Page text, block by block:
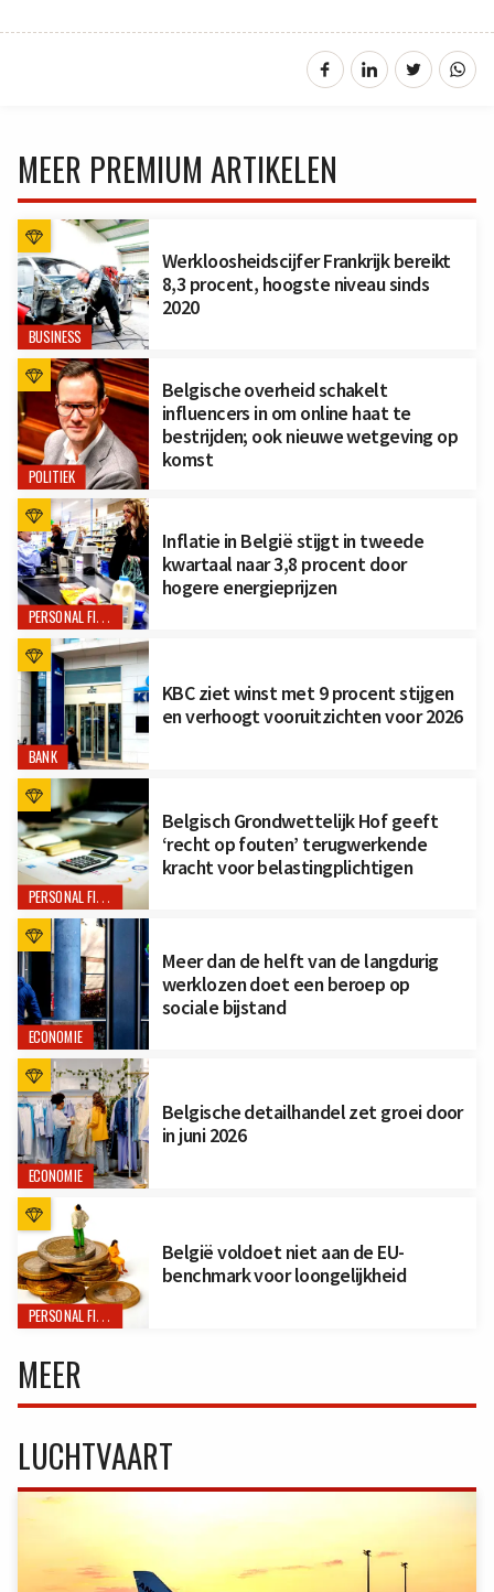
MEER PREMIUM ARTIKELEN
BUSINESS
Werkloosheidscijfer Frankrijk bereikt
8,3 procent, hoogste niveau sinds
2020
POLITIEK
Belgische overheid schakelt
influencers in om online haat te
bestrijden; ook nieuwe wetgeving op
komst
PERSONAL FINANCE
Inflatie in België stijgt in tweede
kwartaal naar 3,8 procent door
hogere energieprijzen
BANK
KBC ziet winst met 9 procent stijgen
en verhoogt vooruitzichten voor 2026
PERSONAL FINANCE
Belgisch Grondwettelijk Hof geeft
‘recht op fouten’ terugwerkende
kracht voor belastingplichtigen
ECONOMIE
Meer dan de helft van de langdurig
werklozen doet een beroep op
sociale bijstand
ECONOMIE
Belgische detailhandel zet groei door
in juni 2026
PERSONAL FINANCE
België voldoet niet aan de EU-
benchmark voor loongelijkheid
MEER
LUCHTVAART